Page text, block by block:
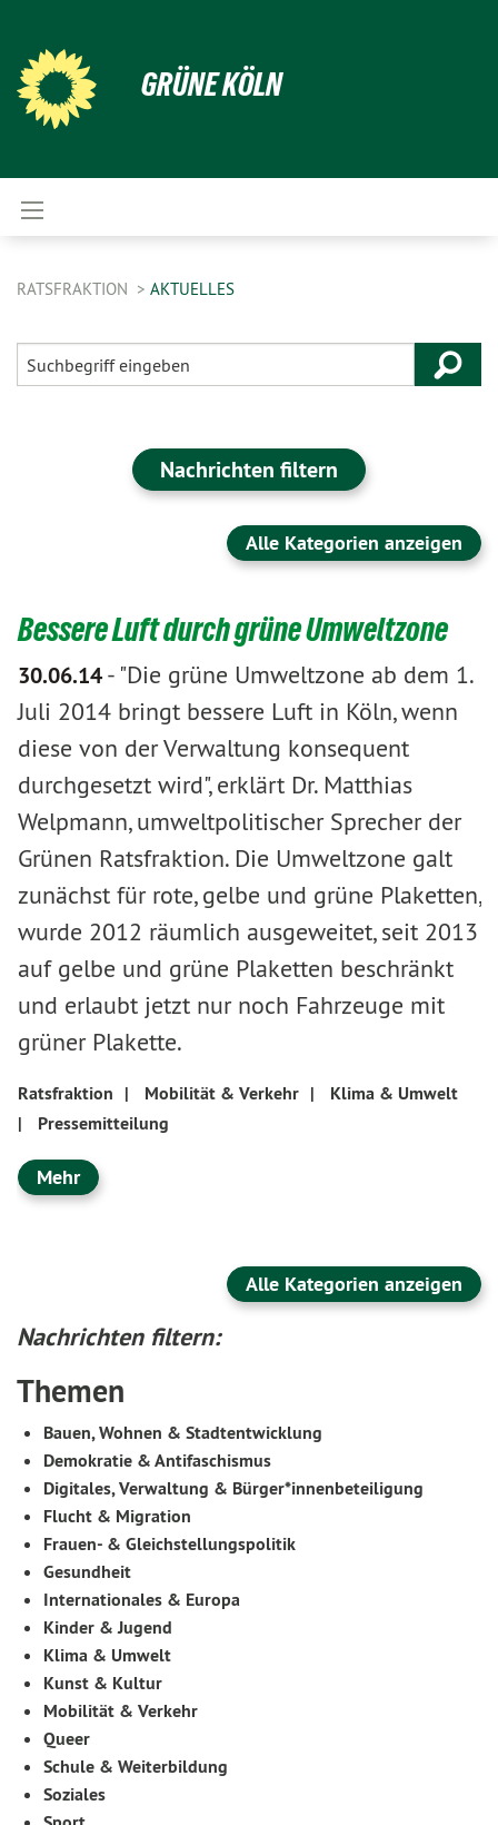
GRÜNE KÖLN
RATSFRAKTION AKTUELLES
Nachrichten filtern
Alle Kategorien anzeigen
Bessere Luft durch grüne Umweltzone
30.06.14- "Die grüne Umweltzone ab dem 1.
Juli 2014 bringt bessere Luft in Köln, wenn
diese von der Verwaltung konsequent
durchgesetzt wird", erklärt Dr. Matthias
Welpmann, umweltpolitischer Sprecher der
Grünen Ratsfraktion. Die Umweltzone galt
zunächst für rote, gelbe und grüne Plaketten,
wurde 2012 räumlich ausgeweitet, seit 2013
auf gelbe und grüne Plaketten beschränkt
und erlaubt jetzt nur noch Fahrzeuge mit
grüner Plakette.
Ratsfraktion | Mobilität & Verkehr |
Klima & Umwelt
|
Pressemitteilung
Mehr
Alle Kategorien anzeigen
Nachrichten filtern:
Themen
Bauen, Wohnen & Stadtentwicklung
Demokratie & Antifaschismus
Digitales, Verwaltung & Bürger*innenbeteiligung
Flucht & Migration
Frauen- & Gleichstellungspolitik
Gesundheit
Internationales & Europa
Kinder & Jugend
Klima & Umwelt
Kunst & Kultur
Mobilität & Verkehr
Queer
Schule & Weiterbildung
Soziales